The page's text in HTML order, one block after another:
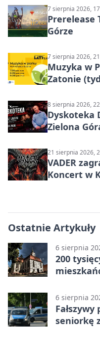
7 sierpnia 2026,
Prerelease
Górze
7 sierpnia 2026,
Muzyka w
Zatonie
8 sierpnia 2026,
Dyskoteka
Zielona
21 sierpnia 2026,
VADER
Koncert w
Ostatnie Artykuły
6 sierpnia
200
6 sierpnia
seniorkę